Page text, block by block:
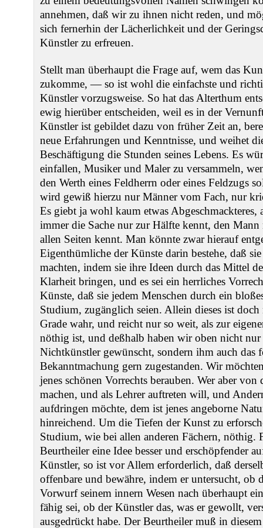
annehmen, daß wir zu ihnen nicht reden, und
sich fernerhin der Lächerlichkeit und der
Künstler zu erfreuen.
Stellt man überhaupt die Frage auf, wem das
zukomme, — so ist wohl die einfachste und
Künstler vorzugsweise. So hat das Alterthum
ewig hierüber entscheiden, weil es in der
Künstler ist gebildet dazu von früher Zeit an,
neue Erfahrungen und Kenntnisse, und weihet
Beschäftigung die Stunden seines Lebens. Es
einfallen, Musiker und Maler zu versammeln,
den Werth eines Feldherrn oder eines Feldzugs
wird gewiß hierzu nur Männer vom Fach, nur
Es giebt ja wohl kaum etwas Abgeschmackteres,
immer die Sache nur zur Hälfte kennt, den
allen Seiten kennt. Man könnte zwar hierauf
Eigenthümliche der Künste darin bestehe, daß
machten, indem sie ihre Ideen durch das Mittel
Klarheit bringen, und es sei ein herrliches
Künste, daß sie jedem Menschen durch ein
Studium, zugänglich seien. Allein dieses ist
Grade wahr, und reicht nur so weit, als zur
nöthig ist, und deßhalb haben wir oben nicht
Nichtkünstler gewünscht, sondern ihm auch das
Bekanntmachung gern zugestanden. Wir
jenes schönen Vorrechts berauben. Wer aber von
machen, und als Lehrer auftreten will, und
aufdringen möchte, dem ist jenes angeborne
hinreichend. Um die Tiefen der Kunst zu
Studium, wie bei allen anderen Fächern, nöthig.
Beurtheiler eine Idee besser und erschöpfender
Künstler, so ist vor Allem erforderlich, daß
offenbare und bewähre, indem er untersucht, ob
Vorwurf seinem innern Wesen nach überhaupt
fähig sei, ob der Künstler das, was er gewollt,
ausgedrückt habe. Der Beurtheiler muß in